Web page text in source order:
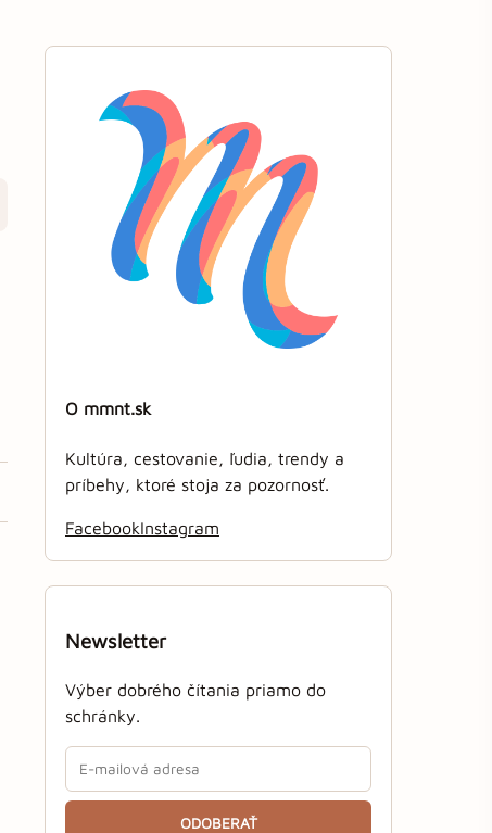
O mmnt.sk
Kultúra, cestovanie, ľudia, trendy a
príbehy, ktoré stoja za pozornosť.
FacebookInstagram
Newsletter
Výber dobrého čítania priamo do
schránky.
ODOBERAŤ